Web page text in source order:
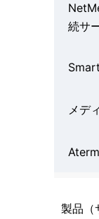
続サ
メデ
製品（